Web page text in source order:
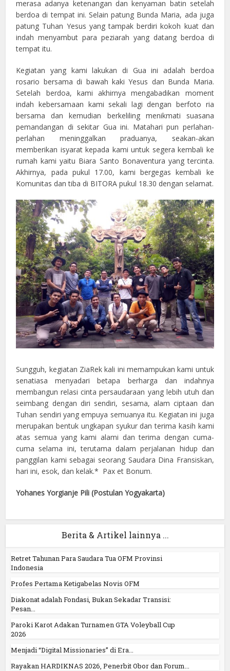
merasa adanya ketenangan dan kenyaman batin setelah
berdoa di tempat ini. Selain patung Bunda Maria, ada juga
patung Tuhan Yesus yang tampak berdiri kokoh kuat dan
indah menyambut para peziarah yang datang berdoa di
tempat itu.
Kegiatan yang kami lakukan di Gua ini adalah berdoa
rosario bersama di bawah kaki Yesus dan Bunda Maria.
Setelah berdoa, kami akhirnya mengabadikan moment
indah kebersamaan kami sekali lagi dengan berfoto ria
bersama dan kemudian berkeliling menikmati suasana
pemandangan di sekitar Gua ini. Matahari pun perlahan-
perlahan meninggalkan praduanya, seakan-akan
memberikan isyarat kepada kami untuk segera kembali ke
rumah kami yaitu Biara Santo Bonaventura yang tercinta.
Akhirnya, pada pukul 17.00, kami bergegas kembali ke
Komunitas dan tiba di BITORA pukul 18.30 dengan selamat.
Sungguh, kegiatan ZiaRek kali ini memampukan kami untuk
senatiasa menyadari betapa berharga dan indahnya
membangun relasi cinta persaudaraan yang lebih utuh dan
seimbang dengan diri sendiri, sesama, alam ciptaan dan
Tuhan sendiri yang empuya semuanya itu. Kegiatan ini juga
merupakan bentuk ungkapan syukur dan terima kasih kami
atas semua yang kami alami dan terima dengan cuma-
cuma selama ini, terutama dalam perjalanan hidup dan
panggilan kami sebagai seorang Saudara Dina Fransiskan,
hari ini, esok, dan kelak.* Pax et Bonum.
Yohanes Yorgianje Pili (Postulan Yogyakarta)
Berita & Artikel lainnya ...
Retret Tahunan Para Saudara Tua OFM Provinsi
Indonesia
Profes Pertama Ketigabelas Novis OFM
Diakonat adalah Fondasi, Bukan Sekadar Transisi:
Pesan...
Paroki Karot Adakan Turnamen GTA Voleyball Cup
2026
Menjadi “Digital Missionaries” di Era...
Rayakan HARDIKNAS 2026, Penerbit Obor dan Forum...